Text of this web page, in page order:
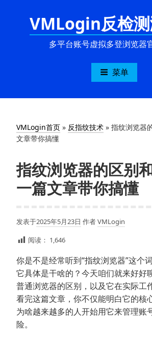
VMLogin反检
多平台账号虚拟多登浏览器
菜单
VMLogin首页 » 反指纹技术 » 指纹浏览器
文章带你搞懂
指纹浏览器的区别
一篇文章带你搞懂
发表于2025年5月23日 作者VMLogin
阅读： 1,646
你是不是经常听到“指纹浏览器”这个
它具体是干啥的？今天咱们就来好好
普通浏览器的区别，以及它在实际工
看完这篇文章，你不仅能明白它的核
为啥越来越多的人开始用它来管理账
险。